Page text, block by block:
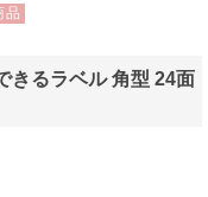
品
きるラベル 角型 24面